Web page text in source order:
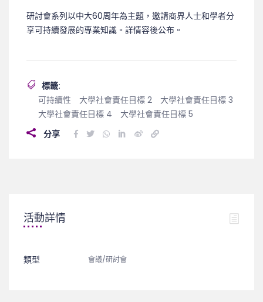
研討會系列以中大60周年為主題，邀請商界人士和學者分
享可持續發展的專業知識。詳情容後公布。
標籤:
可持續性
大學社會責任目標 2
大學社會責任目標 3
大學社會責任目標 4
大學社會責任目標 5
分享
活動詳情
類型 會議/研討會